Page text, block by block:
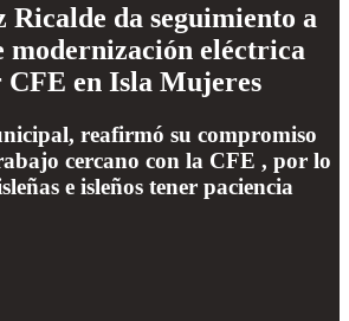
Ricalde da seguimiento a
modernización eléctrica
CFE en Isla Mujeres
reafirmó su compromiso
cercano con la CFE , por lo
e isleños tener paciencia